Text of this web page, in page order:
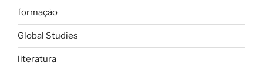
formação
Global Studies
literatura